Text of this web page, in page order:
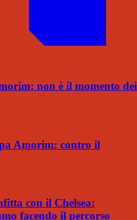
non è il momento dei
Amorim: contro il
con il Chelsea:
facendo il percorso